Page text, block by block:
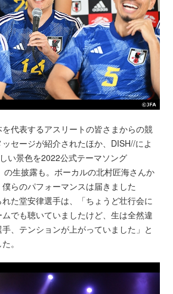
代表するアスリートの皆さまからの競
セージが紹介されたほか、DISH//によ
い景色を2022公式テーマソング
の生披露も。ボーカルの北村匠海さんか
らのパフォーマンスは届きました
た堂安律選手は、「ちょうど壮行会に
でも聴いていましたけど、生は全然違
、テンションが上がっていました」と
。